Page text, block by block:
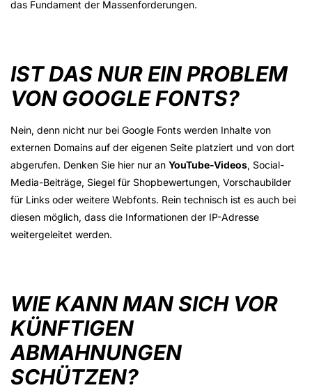
das Fundament der Massenforderungen.
IST DAS NUR EIN PROBLEM
VON GOOGLE FONTS?
Nein, denn nicht nur bei Google Fonts werden Inhalte von
externen Domains auf der eigenen Seite platziert und von dort
abgerufen. Denken Sie hier nur an YouTube-Videos, Social-
Media-Beiträge, Siegel für Shopbewertungen, Vorschaubilder
für Links oder weitere Webfonts. Rein technisch ist es auch bei
diesen möglich, dass die Informationen der IP-Adresse
weitergeleitet werden.
WIE KANN MAN SICH VOR
KÜNFTIGEN
ABMAHNUNGEN
SCHÜTZEN?